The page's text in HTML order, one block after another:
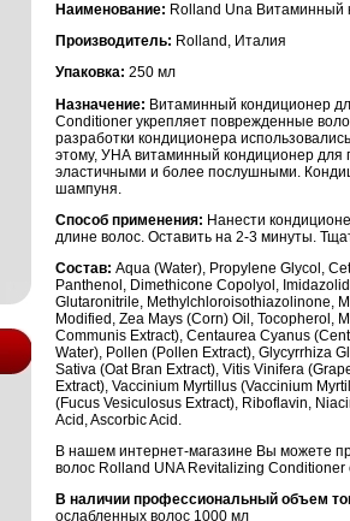
Наименование: Rolland Una Витаминный
Производитель: Rolland, Италия
Упаковка: 250 мл
Назначение: Витаминный кондиционер
Conditioner укрепляет поврежденные
разработки кондиционера
этому, УНА витаминный кондиционер для
эластичными и более послушными.
шампуня.
Способ применения: Нанести
длине волос. Оставить на 2-3 минуты.
Состав: Aqua (Water), Propylene Glycol,
Panthenol, Dimethicone Copolyol,
Glutaronitrile, Methylchloroisothiazolinone,
Modified, Zea Mays (Corn) Oil, Tocopherol,
Communis Extract), Centaurea Cyanus
Water), Pollen (Pollen Extract), Glycyrrhiza
Sativa (Oat Bran Extract), Vitis Vinifera
Extract), Vaccinium Myrtillus (Vaccinium
(Fucus Vesiculosus Extract), Riboflavin,
Acid, Ascorbic Acid.
В нашем интернет-магазине Вы можете
волос Rolland UNA Revitalizing Conditioner
В наличии профессиональный объем
ослабленных волос 1000 мл